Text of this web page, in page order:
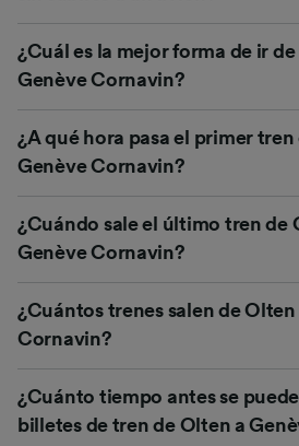
¿Cuál es la mejor forma de ir
Genève Cornavin?
¿A qué hora pasa el primer
Genève Cornavin?
¿Cuándo sale el último tren de
Genève Cornavin?
¿Cuántos trenes salen de Olten
Cornavin?
¿Cuánto tiempo antes se
billetes de tren de Olten a